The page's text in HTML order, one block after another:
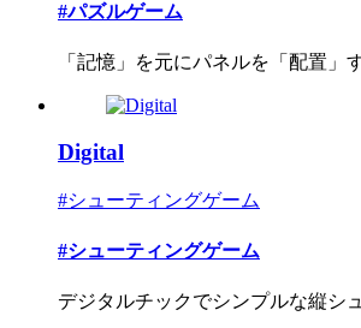
#パズルゲーム
「記憶」を元にパネルを「配置」
Digital
#シューティングゲーム
#シューティングゲーム
デジタルチックでシンプルな縦シュ